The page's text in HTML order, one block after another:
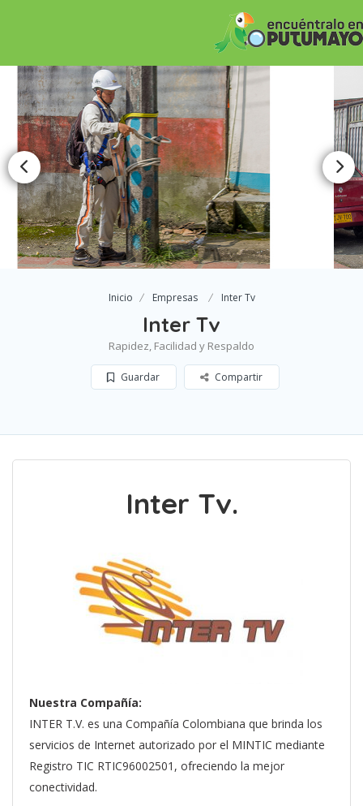
Inicio Empresas Inter Tv
Inter Tv
Rapidez, Facilidad y Respaldo
Guardar Compartir
Inter Tv.
Nuestra Compañía:
INTER T.V. es una Compañía Colombiana que brinda los
servicios de Internet autorizado por el MINTIC mediante
Registro TIC RTIC96002501, ofreciendo la mejor
conectividad.